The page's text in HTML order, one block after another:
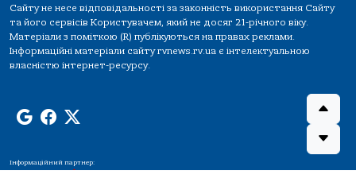
Сайту не несе відповідальності за законність використання Сайту
та його сервісів Користувачем, який не досяг 21-річного віку.
Матеріали з поміткою (R) публікуються на правах реклами.
Інформаційні матеріали сайту rvnews.rv.ua є інтелектуальною
власністю інтернет-ресурсу.
Інформаційний партнер: